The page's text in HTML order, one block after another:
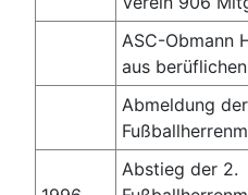
ASC-Obmann
aus
Abmeldung
Abstieg der 2.